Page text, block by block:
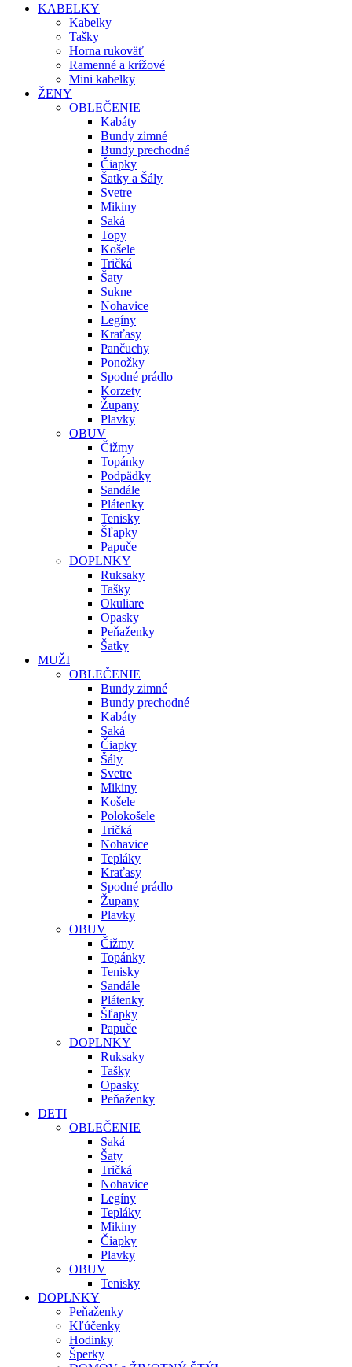
KABELKY
Kabelky
Tašky
Horna rukoväť
Ramenné a krížové
Mini kabelky
ŽENY
OBLEČENIE
Kabáty
Bundy zimné
Bundy prechodné
Čiapky
Šatky a Šály
Svetre
Mikiny
Saká
Topy
Košele
Tričká
Šaty
Sukne
Nohavice
Legíny
Kraťasy
Pančuchy
Ponožky
Spodné prádlo
Korzety
Župany
Plavky
OBUV
Čižmy
Topánky
Podpädky
Sandále
Plátenky
Tenisky
Šľapky
Papuče
DOPLNKY
Ruksaky
Tašky
Okuliare
Opasky
Peňaženky
Šatky
MUŽI
OBLEČENIE
Bundy zimné
Bundy prechodné
Kabáty
Saká
Čiapky
Šály
Svetre
Mikiny
Košele
Polokošele
Tričká
Nohavice
Tepláky
Kraťasy
Spodné prádlo
Župany
Plavky
OBUV
Čižmy
Topánky
Tenisky
Sandále
Plátenky
Šľapky
Papuče
DOPLNKY
Ruksaky
Tašky
Opasky
Peňaženky
DETI
OBLEČENIE
Saká
Šaty
Tričká
Nohavice
Legíny
Tepláky
Mikiny
Čiapky
Plavky
OBUV
Tenisky
DOPLNKY
Peňaženky
Kľúčenky
Hodinky
Šperky